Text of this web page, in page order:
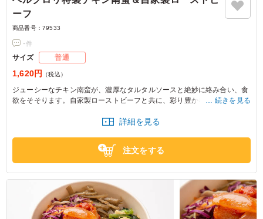
ーフ
商品番号： 79533
-件
サイズ 普通
1,620円 （税込）
ジューシーなチキン南蛮が、濃厚なタルタルソースと絶妙に絡み合い、食
欲をそそります。自家製ローストビーフと共に、彩り豊かな付け合わせが
続きを見る
詳細を見る
注文をする